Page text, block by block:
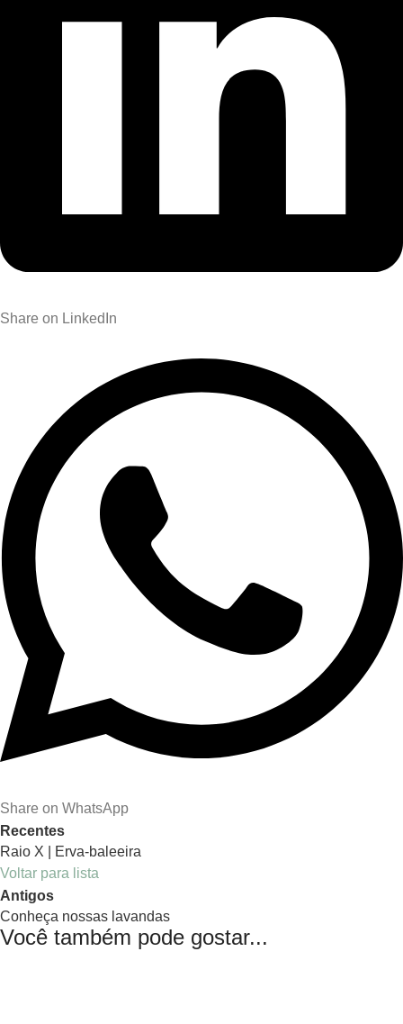
Share on LinkedIn
Share on WhatsApp
Recentes
Raio X | Erva-baleeira
Voltar para lista
Antigos
Conheça nossas lavandas
Você também pode gostar...